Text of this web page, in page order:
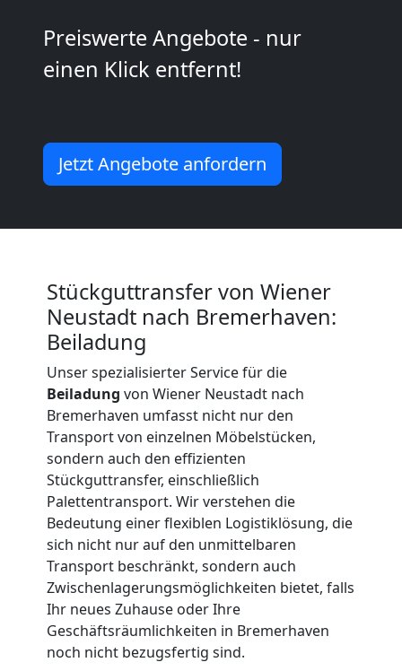
Preiswerte Angebote - nur
einen Klick entfernt!
Jetzt Angebote anfordern
Stückguttransfer von Wiener
Neustadt nach Bremerhaven:
Beiladung
Unser spezialisierter Service für die
Beiladung von Wiener Neustadt nach
Bremerhaven umfasst nicht nur den
Transport von einzelnen Möbelstücken,
sondern auch den effizienten
Stückguttransfer, einschließlich
Palettentransport. Wir verstehen die
Bedeutung einer flexiblen Logistiklösung, die
sich nicht nur auf den unmittelbaren
Transport beschränkt, sondern auch
Zwischenlagerungsmöglichkeiten bietet, falls
Ihr neues Zuhause oder Ihre
Geschäftsräumlichkeiten in Bremerhaven
noch nicht bezugsfertig sind.
Neustadt
Küchenumzug
Wiener
Neustadt
und
Lagerung
Wiener
Neustadt
Full-
Service-
Umzug
Wiener